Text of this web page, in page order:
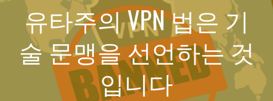
유타주의 VPN 법은 기
술 문맹을 선언하는 것
입니다